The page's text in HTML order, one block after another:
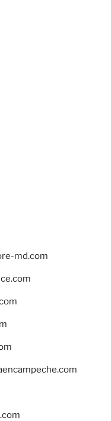
md.com